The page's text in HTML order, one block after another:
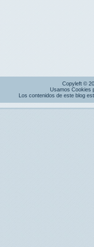
Copyleft ©
Usamos Cookies
Los contenidos de este blog